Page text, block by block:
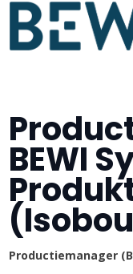
BEWI
Productiemanager